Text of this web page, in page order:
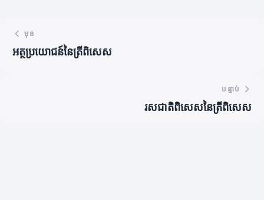
មុន
អត្ថប្រយោជន៍នៃត្រីពិសេស
បន្ទាប់
រសជាតិពិសេសនៃត្រីពិសេស